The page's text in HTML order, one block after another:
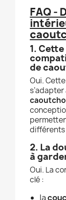
FAQ -
1.
de
Oui.
s’adapter
différents
2. La
à
Oui. La
clé :
la